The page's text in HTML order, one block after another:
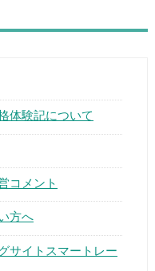
体験記について
コメント
方へ
サイトスマートレー